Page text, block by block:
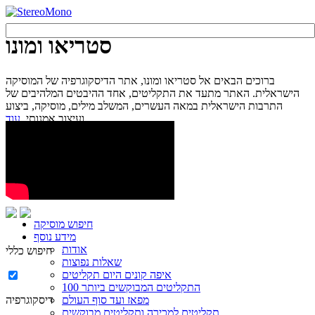
סטריאו ומונו
ברוכים הבאים אל סטריאו ומונו, אתר הדיסקוגרפיה של המוסיקה
הישראלית. האתר מתעד את התקליטים, אחד ההיבטים המלהיבים של
התרבות הישראלית במאה העשרים, המשלב מילים, מוסיקה, ביצוע
ועיצוב אמנותי.עוד...
חיפוש מוסיקה
מידע נוסף
אודות
שאלות נפוצות
איפה קונים היום תקליטים
100 התקליטים המבוקשים ביותר
מפאז ועד סוף העולם
תקליטים למכירה ותקליטים מבוקשים
חיפוש כללי
דיסקוגרפיה